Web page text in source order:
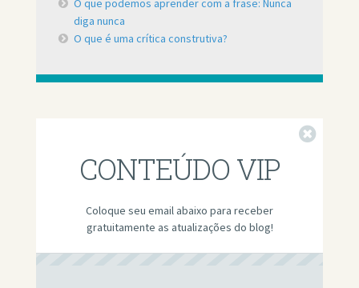
O que podemos aprender com a frase: Nunca
diga nunca
O que é uma crítica construtiva?
CONTEÚDO VIP
Coloque seu email abaixo para receber
gratuitamente as atualizações do blog!